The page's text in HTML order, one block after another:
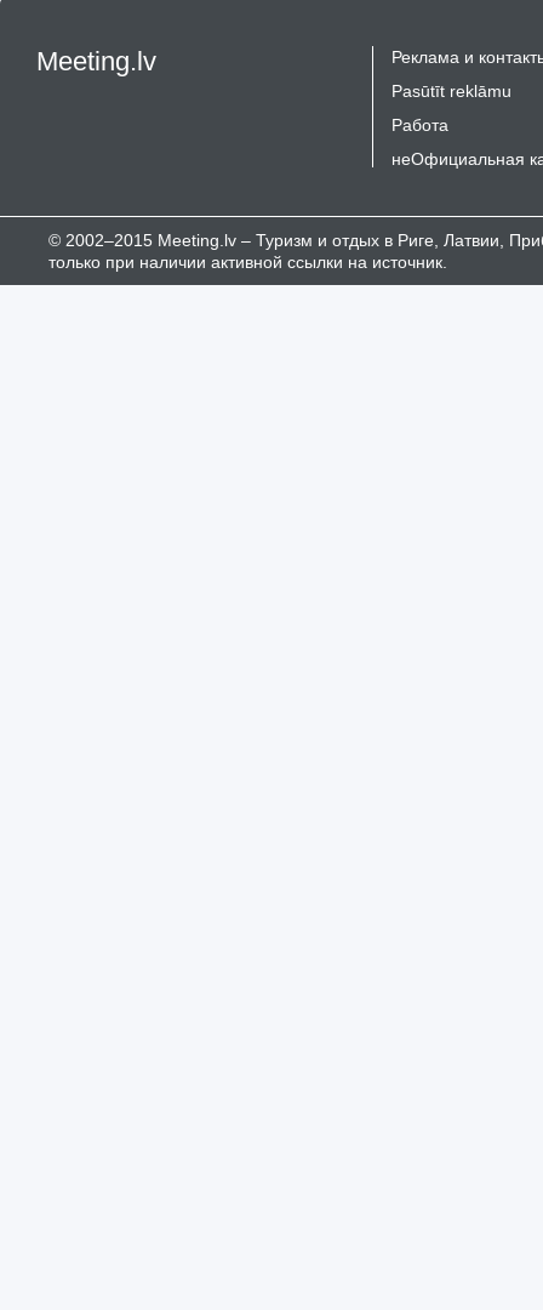
Meeting.lv
Реклама и
Pasūtīt reklāmu
Работа
неОфициальная
© 2002–2015 Meeting.lv – Туризм и отдых в Риге, Латвии,
только при наличии активной ссылки на источник.